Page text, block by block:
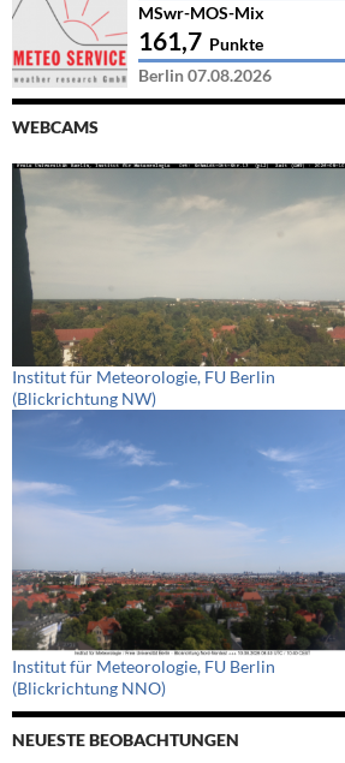
MSwr-MOS-Mix
161,7 Punkte
Berlin 07.08.2026
WEBCAMS
Institut für Meteorologie, FU Berlin
(Blickrichtung NW)
Institut für Meteorologie, FU Berlin
(Blickrichtung NNO)
NEUESTE BEOBACHTUNGEN